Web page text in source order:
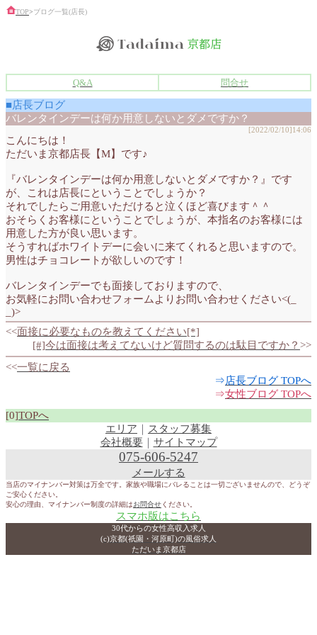
TOP>ブログ一覧(店長)
Q&A 問合せ
■店長ブログ
バレンタインデーは何か用意しないとダメですか？
[2022/02/10]14:06
こんにちは！
ただいま京都店長【M】です♪
『バレンタインデーは何か用意しないとダメですか？』です
が、これは店長にということでしょうか？
それでしたらご用意いただけると泣くほど喜びます＾＾
おそらくお客様にということでしょうが、本指名のお客様には
用意した方が良い思います。
そうすればホワイトデーに会いに来てくれると思いますので。
男性はチョコレートが欲しいのです！
バレンタインデーでも面接しておりますので、
お気軽にお問い合わせフォームよりお問い合わせください<(_
_)>
<<面接に必要なものを教えてください[*]
[#]今は面接は考えてないけど質問するのは駄目ですか？ >>
<<一覧に戻る
⇒店長ブログ TOPへ
⇒女性ブログ TOPへ
[0]TOPへ
エリア
スタッフ募集
会社概要｜ サイトマップ
075-606-5247
メールする
当店のマイナンバー対策は万全です。家族や職場にバレることは一切ございませんので、どうぞ
ご安心ください。
安心の理由、マイナンバー制度の詳細はお問合せください。
スマホ版はこちら
30代からの女性高収入求人
(c)京都(祇園・河原町)の風俗求人
ただいま京都店